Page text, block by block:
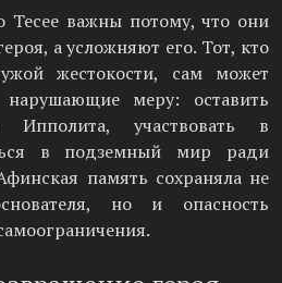
Тесее важны потому, что они
а усложняют его. Тот, кто
жестокости, сам может
нарушающие меру: оставить
Ипполита, участвовать в
в подземный мир ради
память сохраняла не
но и опасность